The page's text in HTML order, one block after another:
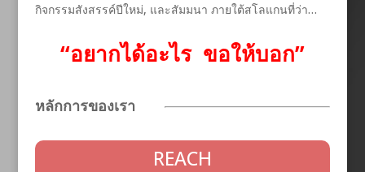
กิจกรรมสังสรรค์ปีใหม่, และสัมมนา ภายใต้สโลแกนที่ว่า…
“อยากได้อะไร ขอให้บอก”
หลักการของเรา
REACH